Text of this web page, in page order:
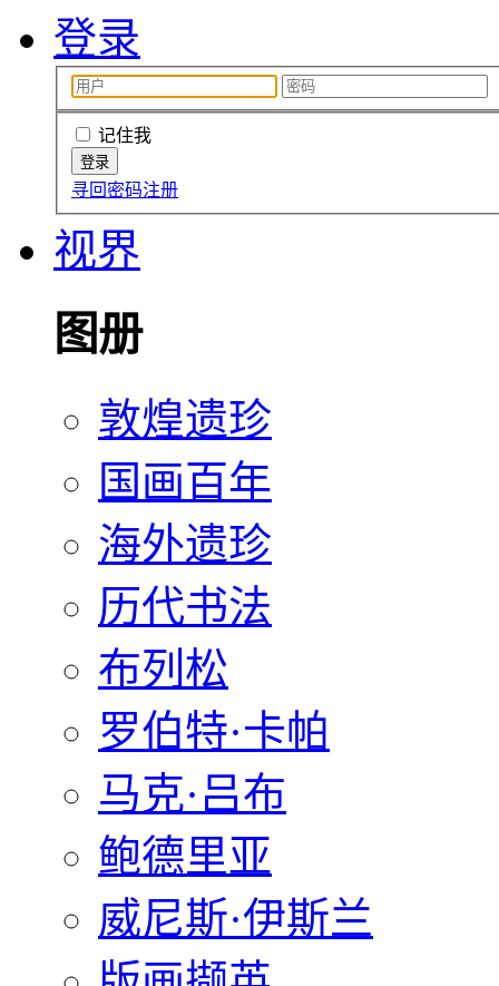
登录
记住我
寻回密码注册
视界
图册
敦煌遗珍
国画百年
海外遗珍
历代书法
布列松
罗伯特·卡帕
马克·吕布
鲍德里亚
威尼斯·伊斯兰